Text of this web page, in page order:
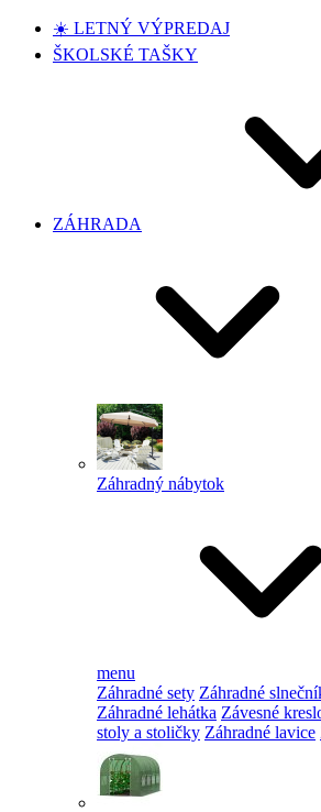
☀️ LETNÝ VÝPREDAJ
ŠKOLSKÉ TAŠKY
ZÁHRADA
Záhradný nábytok
menu
Záhradné sety Záhradné
Záhradné lehátka Závesné
stoly a stoličky Záhradné lavice